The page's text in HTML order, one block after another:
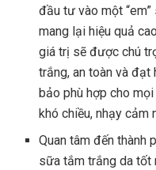
đầu tư vào một
mang lại hiệu quả
giá trị sẽ được chú
trắng, an toàn và đạt
bảo phù hợp cho
khó chiều, nhạy cảm
Quan tâm đến thành
sữa tắm trắng da tốt